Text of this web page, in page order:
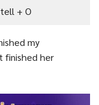
+ O
my
finished her